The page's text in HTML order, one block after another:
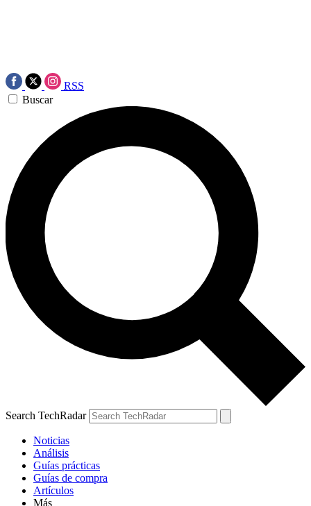
RSS
Buscar
Search TechRadar
Noticias
Análisis
Guías prácticas
Guías de compra
Artículos
Más